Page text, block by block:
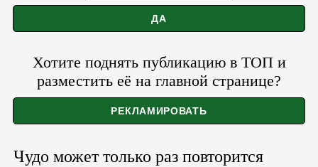
Хотите поднять публикацию в ТОП и
разместить её на главной странице?
Чудо может только раз повторится